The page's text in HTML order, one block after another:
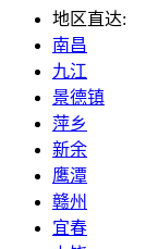
地区直达:
南昌
九江
景德镇
萍乡
新余
鹰潭
赣州
宜春